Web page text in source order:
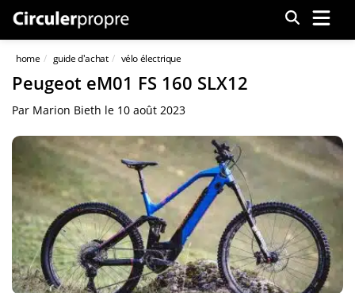
Menu
home guide d'achat vélo électrique
Peugeot eM01 FS 160 SLX12
Par Marion Bieth le 10 août 2023